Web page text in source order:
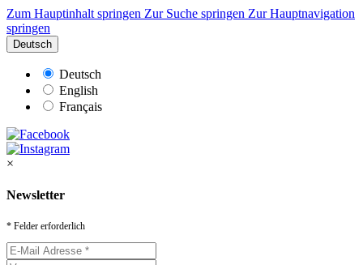
Zum Hauptinhalt springen Zur Suche springen Zur Hauptnavigation
springen
Deutsch
Deutsch
English
Français
×
Newsletter
* Felder erforderlich